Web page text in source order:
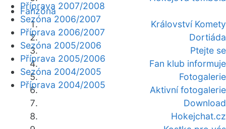
Fanzóna
Království Komety
Dortiáda
Ptejte se
Fan klub informuje
Fotogalerie
Aktivní fotogalerie
Download
Hokejchat.cz
Příprava 2007/2008
Sezóna 2006/2007
Příprava 2006/2007
Sezóna 2005/2006
Příprava 2005/2006
Sezóna 2004/2005
Příprava 2004/2005